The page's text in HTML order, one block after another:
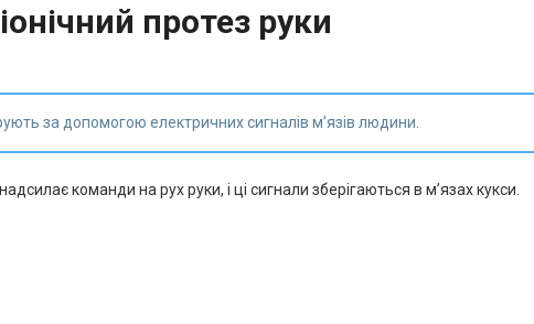
протез руки
за допомогою електричних сигналів м’язів людини.
команди на рух руки, і ці сигнали зберігаються в м’язах кукси.